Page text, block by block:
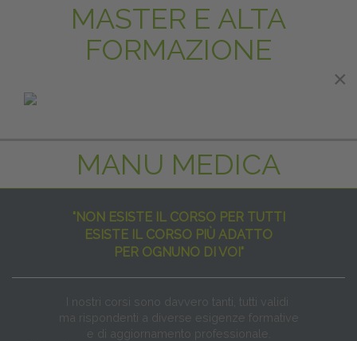
MASTER E ALTA
FORMAZIONE
MANU MEDICA
"NON ESISTE IL CORSO PER TUTTI
ESISTE IL CORSO PIÙ ADATTO
PER OGNUNO DI VOI"
I nostri corsi sono davvero tanti, tutti validi
ma rispondenti a diverse esigenze formative
e di aggiornamento professionale.
×
×